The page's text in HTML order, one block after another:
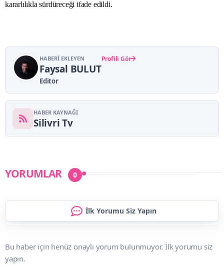
kararlılıkla sürdüreceği ifade edildi.
HABERI EKLEYEN
Faysal BULUT
Editor
Profili Gör
HABER KAYNAĞI
Silivri Tv
YORUMLAR 0
İlk Yorumu Siz Yapın
Bu haber için henüz onaylı yorum bulunmuyor. İlk yorumu siz
yapın.